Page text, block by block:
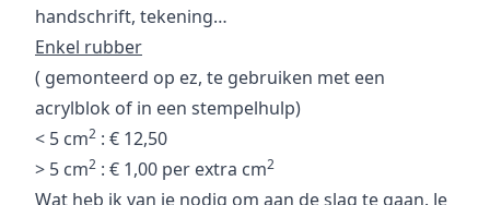
handschrift, tekening…
Enkel rubber
( gemonteerd op ez, te gebruiken met een
acrylblok of in een stempelhulp)
< 5 cm2 : € 12,50
> 5 cm2 : € 1,00 per extra cm2
Wat heb ik van je nodig om aan de slag te gaan. Je